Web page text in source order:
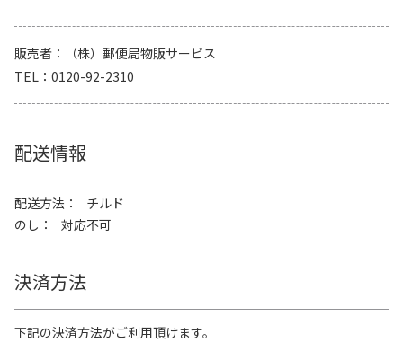
販売者
（株）郵便局物販サービス
TEL
0120-92-2310
配送情報
配送方法
チルド
のし
対応不可
決済方法
下記の決済方法がご利用頂けます。